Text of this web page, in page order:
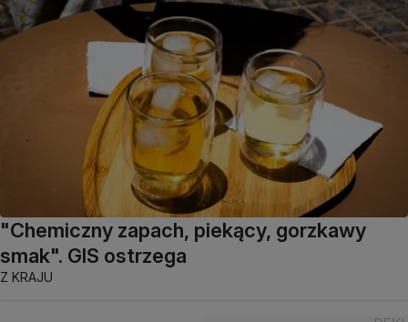
"Chemiczny zapach, piekący, gorzkawy
smak". GIS ostrzega
Z KRAJU